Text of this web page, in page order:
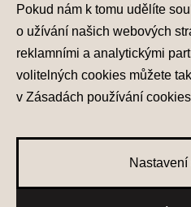
© 2026 Hyundai
Všechna práva
Ochrana
Nastavení
Pokud nám k tomu udělíte
o užívání našich webových
reklamními a analytickými
volitelných cookies můžete
v Zásadách používání cookies